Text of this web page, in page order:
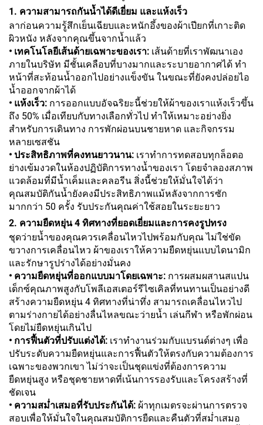
1. ความสามารถกันน้ำได้ดีเยี่ยม และแห้งเร็ว
ลาก่อนความรู้สึกเย็นเฉียบและหนักอึ้งของผ้าเปียกที่เกาะติด
ผิวหนัง หลังจากคุณขึ้นจากน้ำแล้ว
• เทคโนโลยีเส้นด้ายเฉพาะของเรา: เส้นด้ายที่เราพัฒนาเอง
ภายในบริษัท มีชั้นเคลือบที่บางมากและระบายอากาศได้ ทำ
หน้าที่สะท้อนน้ำออกไปอย่างแข็งขัน ในขณะที่ยังคงปล่อยไอ
น้ำออกจากผ้าได้
• แห้งเร็ว: การออกแบบอัจฉริยะนี้ช่วยให้ผ้าของเราแห้งเร็วขึ้น
ถึง 50% เมื่อเทียบกับทางเลือกทั่วไป ทำให้เหมาะอย่างยิ่ง
สำหรับการเดินทาง การพักผ่อนบนชายหาด และกิจกรรม
หลายเซสชัน
• ประสิทธิภาพที่คงทนยาวนาน: เราทำการทดสอบทุกล็อตอ
ย่างเข้มงวดในห้องปฏิบัติการทางน้ำของเรา โดยจำลองสภาพ
แวดล้อมที่มีน้ำเค็มและคลอรีน สิ่งนี้ช่วยให้มั่นใจได้ว่า
คุณสมบัติกันน้ำยังคงมีประสิทธิภาพแม้หลังจากการซัก
มากกว่า 50 ครั้ง รับประกันคุณค่าใช้สอยในระยะยาว
2. ความยืดหยุ่น 4 ทิศทางที่ยอดเยี่ยมและการคงรูปทรง
ชุดว่ายน้ำของคุณควรเคลื่อนไหวไปพร้อมกับคุณ ไม่ใช่ขัด
ขวางการเคลื่อนไหว ผ้าของเราให้ความยืดหยุ่นแบบไดนามิก
และรักษารูปร่างได้อย่างมั่นคง
• ความยืดหยุ่นที่ออกแบบมาโดยเฉพาะ: การผสมผสานสแปน
เด็กซ์คุณภาพสูงกับโพลีเอสเตอร์รีไซเคิลที่ทนทานเป็นอย่างดี
สร้างความยืดหยุ่น 4 ทิศทางที่น่าทึ่ง สามารถเคลื่อนไหวไป
ตามร่างกายได้อย่างลื่นไหลขณะว่ายน้ำ เล่นกีฬา หรือพักผ่อน
โดยไม่ยืดหยุ่นเกินไป
• การฟื้นตัวที่ปรับแต่งได้: เราทำงานร่วมกับแบรนด์ต่างๆ เพื่อ
ปรับระดับความยืดหยุ่นและการฟื้นตัวให้ตรงกับความต้องการ
เฉพาะของพวกเขา ไม่ว่าจะเป็นชุดแข่งที่ต้องการความ
ยืดหยุ่นสูง หรือชุดชายหาดที่เน้นการรองรับและโครงสร้างที่
ชัดเจน
• ความสม่ำเสมอที่รับประกันได้: ผ้าทุกเมตรจะผ่านการตรวจ
สอบเพื่อให้มั่นใจในคุณสมบัติการยืดและคืนตัวที่สม่ำเสมอ